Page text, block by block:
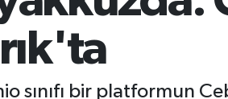
sınıfı bir platformun